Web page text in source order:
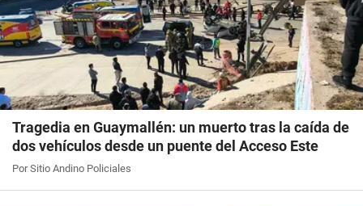
Tragedia en Guaymallén: un muerto tras la caída de
dos vehículos desde un puente del Acceso Este
Por Sitio Andino Policiales